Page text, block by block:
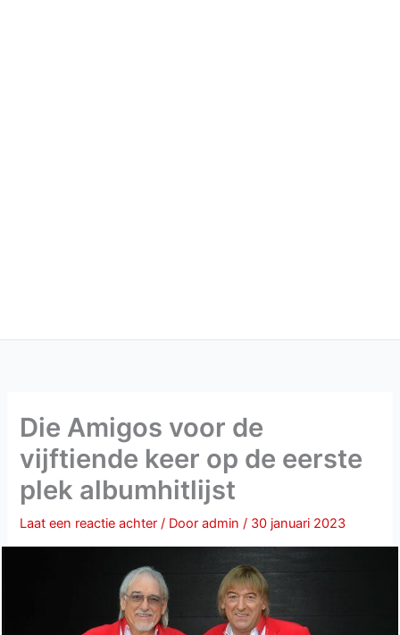
Die Amigos voor de
vijftiende keer op de eerste
plek albumhitlijst
Laat een reactie achter / Dooradmin/ 30 januari 2023